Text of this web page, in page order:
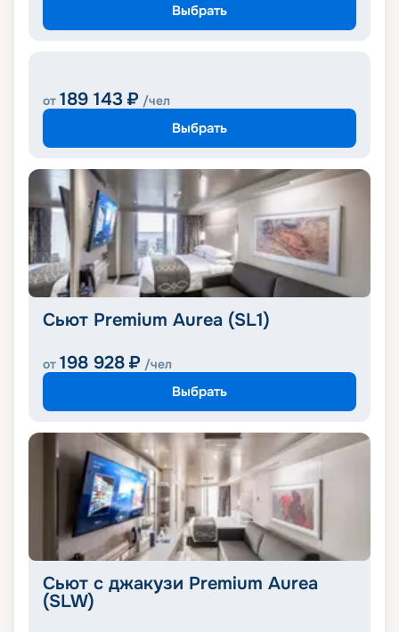
Выбрать
от 189 143 ₽ /чел
Выбрать
Сьют Premium Aurea (SL1)
от 198 928 ₽ /чел
Выбрать
Сьют с джакузи Premium Aurea
(SLW)